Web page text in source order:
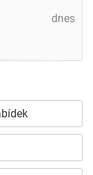
dnes